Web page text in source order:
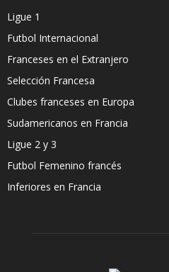
Ligue 1
Futbol Internacional
Franceses en el Extranjero
Selección Francesa
Clubes franceses en Europa
Sudamericanos en Francia
Ligue 2 y 3
Futbol Femenino francés
Inferiores en Francia